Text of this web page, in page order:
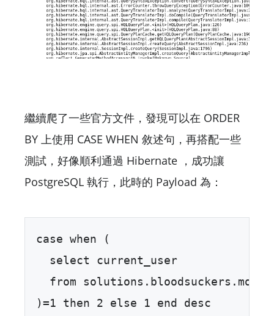
繼續爬了一些官方文件，發現可以在 ORDER
BY 上使用 CASE WHEN 敘述句，再搭配一些
測試，好像順利通過 Hibernate ，成功讓
PostgreSQL 執行，此時的 Payload 為：
case when (
  select current_user
from
)=1 then 2 else 1 end desc